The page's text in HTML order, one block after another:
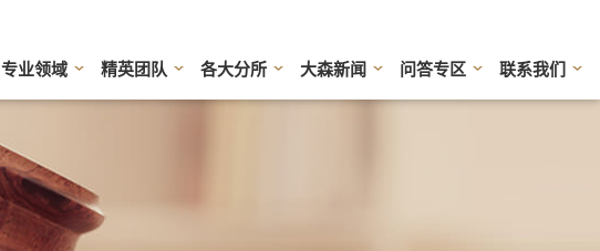
专业领域 精英团队 各大分所 大森新闻 问答专区 联系我们